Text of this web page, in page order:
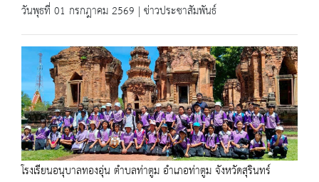
วันพุธที่ 01 กรกฎาคม 2569 | ข่าวประชาสัมพันธ์
โรงเรียนอนุบาลทองอุ่น ตำบลท่าตูม อำเภอท่าตูม จังหวัดสุรินทร์